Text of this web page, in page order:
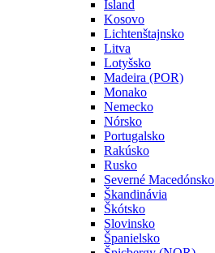
Island
Kosovo
Lichtenštajnsko
Litva
Lotyšsko
Madeira (POR)
Monako
Nemecko
Nórsko
Portugalsko
Rakúsko
Rusko
Severné Macedónsko
Škandinávia
Škótsko
Slovinsko
Španielsko